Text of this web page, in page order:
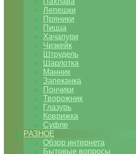
Лепешки
Пряники
Пицца
Хачапури
Чизкейк
Штрудель
Шарлотка
Манник
Запеканка
Пончики
Творожник
Глазурь
Коврижка
Суфле
РАЗНОЕ
Обзор интернета
Бытовые вопросы